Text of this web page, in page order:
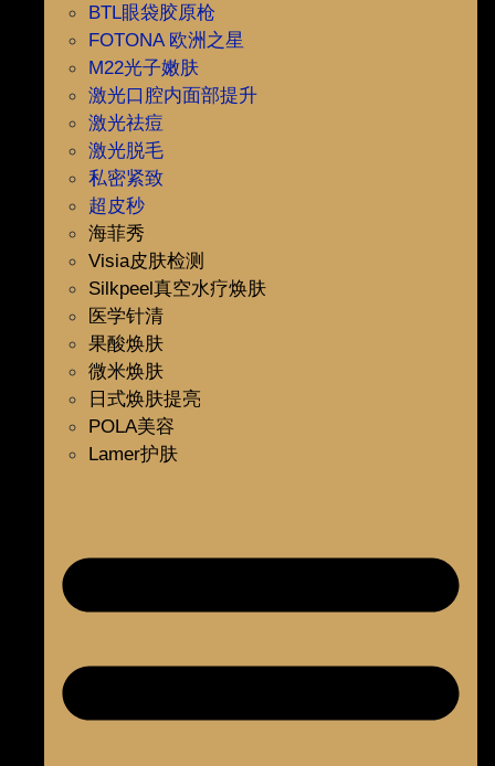
BTL眼袋胶原枪
FOTONA 欧洲之星
M22光子嫩肤
激光口腔内面部提升
激光祛痘
激光脱毛
私密紧致
超皮秒
海菲秀
Visia皮肤检测
Silkpeel真空水疗焕肤
医学针清
果酸焕肤
微米焕肤
日式焕肤提亮
POLA美容
Lamer护肤